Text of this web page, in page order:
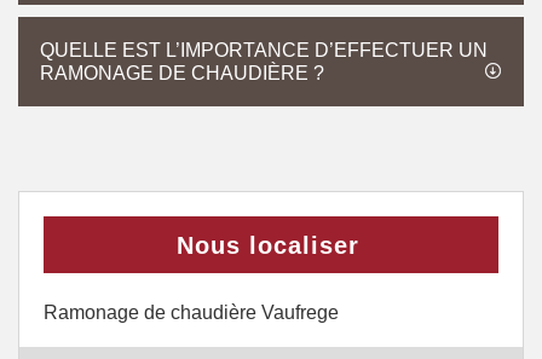
QUELLE EST L’IMPORTANCE D’EFFECTUER UN
RAMONAGE DE CHAUDIÈRE ?
Nous localiser
Ramonage de chaudière Vaufrege